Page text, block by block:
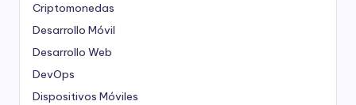
Criptomonedas
Desarrollo Móvil
Desarrollo Web
DevOps
Dispositivos Móviles